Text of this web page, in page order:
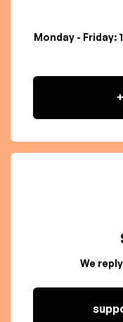
Monday - Friday:
We